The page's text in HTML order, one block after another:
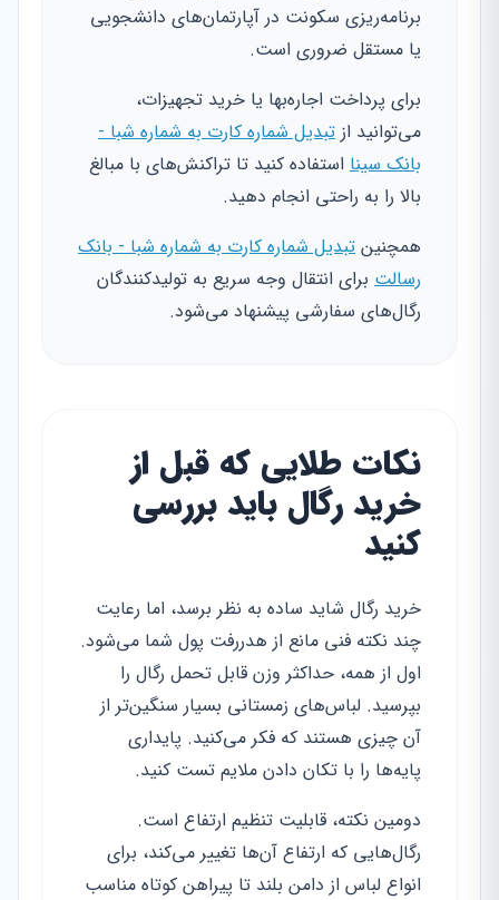
برنامه‌ریزی سکونت در آپارتمان‌های دانشجویی
یا مستقل ضروری است.
برای پرداخت اجاره‌بها یا خرید تجهیزات،
می‌توانید از تبدیل شماره کارت به شماره شبا -
بانک سینا استفاده کنید تا تراکنش‌های با مبالغ
بالا را به راحتی انجام دهید.
همچنین تبدیل شماره کارت به شماره شبا - بانک
رسالت برای انتقال وجه سریع به تولیدکنندگان
رگال‌های سفارشی پیشنهاد می‌شود.
نکات طلایی که قبل از
خرید رگال باید بررسی
کنید
خرید رگال شاید ساده به نظر برسد، اما رعایت
چند نکته فنی مانع از هدررفت پول شما می‌شود.
اول از همه، حداکثر وزن قابل تحمل رگال را
بپرسید. لباس‌های زمستانی بسیار سنگین‌تر از
آن چیزی هستند که فکر می‌کنید. پایداری
پایه‌ها را با تکان دادن ملایم تست کنید.
دومین نکته، قابلیت تنظیم ارتفاع است.
رگال‌هایی که ارتفاع آن‌ها تغییر می‌کند، برای
انواع لباس از دامن بلند تا پیراهن کوتاه مناسب